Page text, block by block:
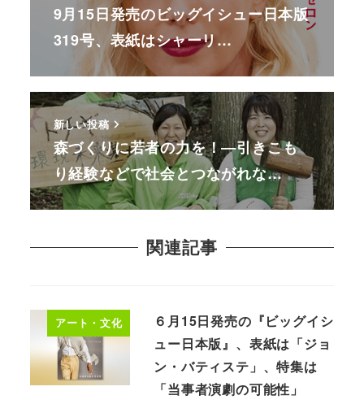
9月15日発売のビッグイシュー日本版
319号、表紙はシャーリ…
新しい投稿
森づくりに若者の力を！―引きこも
り経験などで社会とつながれな…
関連記事
アート・文化
６月15日発売の『ビッグイシ
ュー日本版』、表紙は「ジョ
ン・バティステ」、特集は
「当事者演劇の可能性」